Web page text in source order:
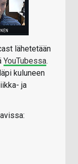
lähetetään
YouTubessa.
kuluneen
ja